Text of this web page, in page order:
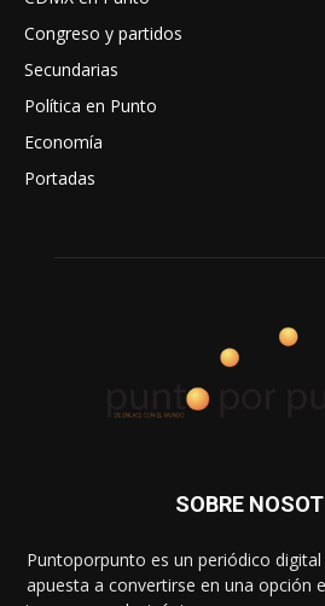
Congreso y partidos
Secundarias
Política en Punto
Economía
Portadas
SOBRE
Puntoporpunto es un periódico
apuesta a convertirse en una opción